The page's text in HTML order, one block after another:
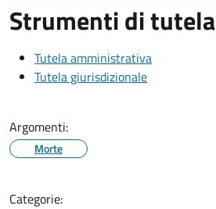
Strumenti di tutela
Tutela amministrativa
Tutela giurisdizionale
Argomenti:
Morte
Categorie: